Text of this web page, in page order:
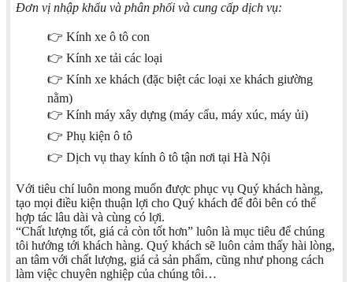
Đơn vị nhập khẩu và phân phối và cung cấp dịch vụ:
👉 Kính xe ô tô con
👉 Kính xe tải các loại
👉 Kính xe khách (đặc biệt các loại xe khách giường
nằm)
👉 Kính máy xây dựng (máy cẩu, máy xúc, máy ủi)
👉 Phụ kiện ô tô
👉 Dịch vụ thay kính ô tô tận nơi tại Hà Nội
Với tiêu chí luôn mong muốn được phục vụ Quý khách hàng,
tạo mọi điều kiện thuận lợi cho Quý khách để đôi bên có thể
hợp tác lâu dài và cùng có lợi.
“Chất lượng tốt, giá cả còn tốt hơn” luôn là mục tiêu để chúng
tôi hướng tới khách hàng. Quý khách sẽ luôn cảm thấy hài lòng,
an tâm với chất lượng, giá cả sản phẩm, cũng như phong cách
làm việc chuyên nghiệp của chúng tôi…